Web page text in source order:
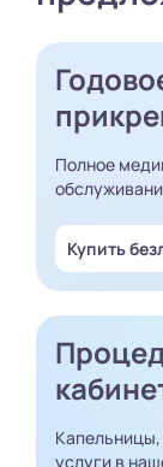
Полное
Купить
услуги в